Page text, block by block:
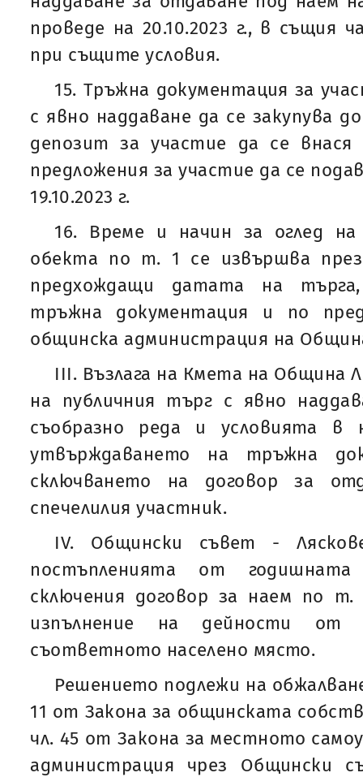
проведе на 20.10.2023 г., в същия
при същите условия.
15. Тръжна документация за
с явно наддаване да се закупува до
депозит за участие да се внася
предложения за участие да се
19.10.2023 г.
16. Време и начин за оглед
обекта по т. 1 се извършва
предхождащи датата на
тръжна документация и по
общинска администрация на
IІІ. Възлага на Кмета на Община
на публичния търг с явно
съобразно реда и условията в
утвърждаването на тръжна
сключването на договор за
спечелилия участник.
IV. Общински съвет -
постъпленията от
сключения договор за наем по
изпълнение на дейности от
съответното населено място.
Решението подлежи на
11 от Закона за общинската
чл. 45 от Закона за местното
администрация чрез Общински